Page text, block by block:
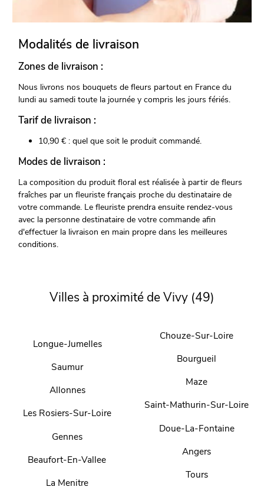
Modalités de livraison
Zones de livraison :
Nous livrons nos bouquets de fleurs partout en France du
lundi au samedi toute la journée y compris les jours fériés.
Tarif de livraison :
10,90 € : quel que soit le produit commandé.
Modes de livraison :
La composition du produit floral est réalisée à partir de fleurs
fraîches par un fleuriste français proche du destinataire de
votre commande. Le fleuriste prendra ensuite rendez-vous
avec la personne destinataire de votre commande afin
d'effectuer la livraison en main propre dans les meilleures
conditions.
Villes à proximité de Vivy (49)
Longue-Jumelles
Saumur
Allonnes
Les Rosiers-Sur-Loire
Gennes
Beaufort-En-Vallee
La Menitre
Chouze-Sur-Loire
Bourgueil
Maze
Saint-Mathurin-Sur-Loire
Doue-La-Fontaine
Angers
Tours